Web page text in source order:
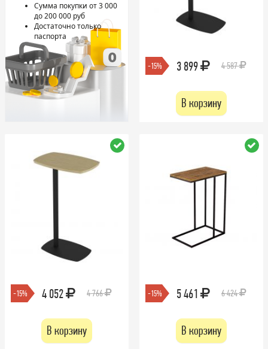
Сумма покупки от 3 000
до 200 000 руб
Достаточно только
паспорта
-15% 3 899 4 587
В корзину
-15% 4 052 4 766
В корзину
-15% 5 461 6 424
В корзину